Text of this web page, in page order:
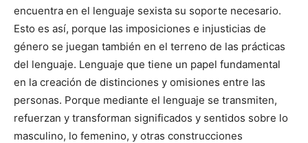
encuentra en el lenguaje sexista su soporte necesario.
Esto es así, porque las imposiciones e injusticias de
género se juegan también en el terreno de las prácticas
del lenguaje. Lenguaje que tiene un papel fundamental
en la creación de distinciones y omisiones entre las
personas. Porque mediante el lenguaje se transmiten,
refuerzan y transforman significados y sentidos sobre lo
masculino, lo femenino, y otras construcciones